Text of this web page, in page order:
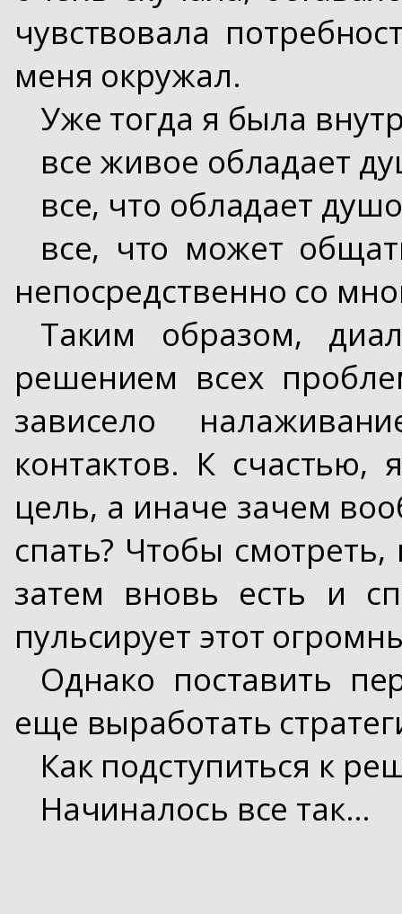
чувствовала
меня окружал.
Уже тогда я была
все живое обладает
все, что обладает
все, что может
непосредственно со
Таким образом,
решением всех
зависело
контактов. К счастью,
цель, а иначе зачем
спать? Чтобы
затем вновь есть и
пульсирует этот
Однако поставить
еще выработать
Как подступиться к
Начиналось все так…